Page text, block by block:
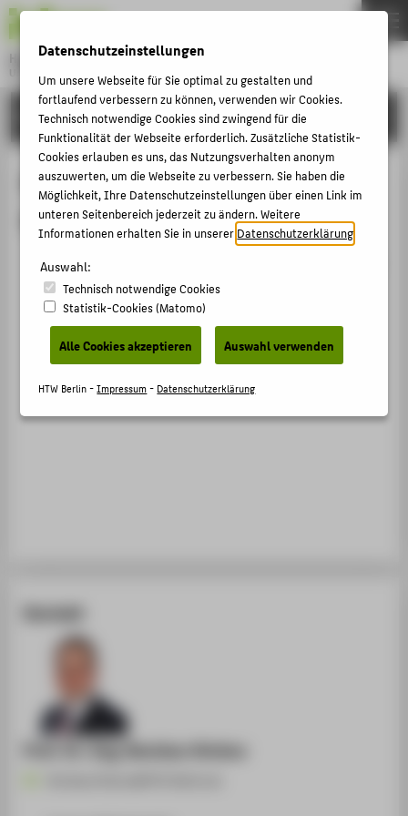
Hochschule für Technik und Wirtschaft Berlin
University of Applied Sciences
Menu
FORSCHUNG
Preise / Auszeichnungen von Prof.
Dr.-Ing. Borislav Hristov
Berufung in den Vorstandsausschuss „Erwachsene“
des Deutschen Verkehrssicherheitsrates (DVR)
Preis / Auszeichnung › 2024
Kontakt
Prof. Dr.-Ing. Borislav Hristov
THEMEN
HOCHSCHULE
CAMPUS
STUDIUM
LEHRE
KARRIERE
INTERNATIONAL
INFORMATIONEN FÜR
STUDIENINTERESSIERTE
Datenschutzeinstellungen
Um unsere Webseite für Sie optimal zu gestalten und
fortlaufend verbessern zu können, verwenden wir Cookies.
Technisch notwendige Cookies sind zwingend für die
Funktionalität der Webseite erforderlich. Zusätzliche Statistik-
Cookies erlauben es uns, das Nutzungsverhalten anonym
auszuwerten, um die Webseite zu verbessern. Sie haben die
Möglichkeit, Ihre Datenschutzeinstellungen über einen Link im
unteren Seitenbereich jederzeit zu ändern. Weitere
Informationen erhalten Sie in unsererDatenschutzerklärung
Auswahl:
Technisch notwendige Cookies
Statistik-Cookies (Matomo)
Alle Cookies akzeptieren Auswahl verwenden
HTW Berlin -Impressum- Datenschutzerklärung